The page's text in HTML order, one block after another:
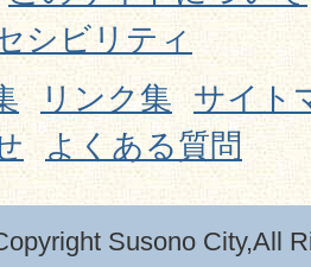
シビリティ
リンク集
サイト
よくある質問
Susono City,All